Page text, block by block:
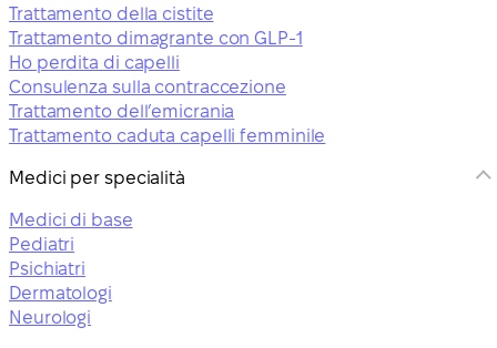
Trattamento della cistite
Trattamento dimagrante con GLP-1
Ho perdita di capelli
Consulenza sulla contraccezione
Trattamento dell’emicrania
Trattamento caduta capelli femminile
Medici per specialità
Medici di base
Pediatri
Psichiatri
Dermatologi
Neurologi